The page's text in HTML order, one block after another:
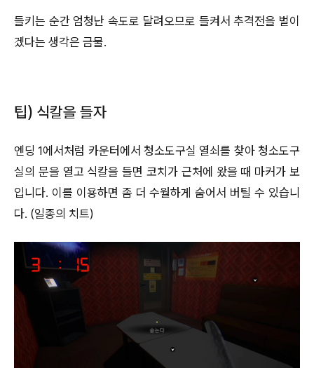
들키는 순간 엄청난 속도로 달려오므로 들켜서 추격전을 벌이
겠다는 생각은 금물.
팁) 식칼을 들자
엔딩 1에서처럼 카운터에서 청소도구실 열쇠를 찾아 청소도구
실의 문을 열고 식칼을 들면 코치가 근처에 왔을 때 마커가 보
입니다. 이를 이용하면 좀 더 수월하게 숨어서 버틸 수 있습니
다. (일종의 치트)